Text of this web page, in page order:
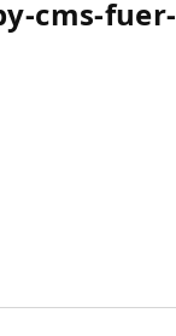
cms-fuer-